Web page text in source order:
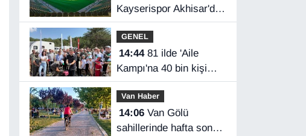
Kayserispor Akhisar'da
rakip
GENEL
14:4481 ilde 'Aile
Kampı'na 40 bin kişi
katıldı
Van Haber
14:06Van Gölü
sahillerinde hafta sonu